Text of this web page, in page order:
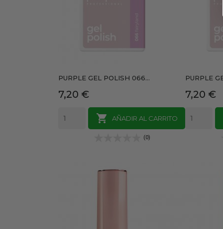
PURPLE GEL POLISH 066...
Precio
7,20 €

AÑADIR AL CARRITO
(0)
PURPLE
Precio
7,20 €